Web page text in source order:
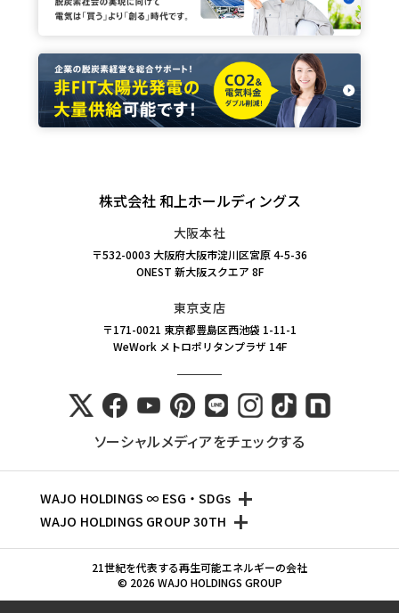
株式会社 和上ホールディングス
大阪本社
〒532-0003 大阪府大阪市淀川区宮原 4-5-36
ONEST 新大阪スクエア 8F
東京支店
〒171-0021 東京都豊島区西池袋 1-11-1
WeWork メトロポリタンプラザ 14F
ソーシャルメディアをチェックする
WAJO HOLDINGS ∞ ESG・SDGs +
新サービスサイト
- 高圧太陽光発電所の買取
WAJO HOLDINGS GROUP 30TH +
- 収益性が高い系統用蓄電池
21世紀を代表する再生可能エネルギーの会社
© 2026 WAJO HOLDINGS GROUP